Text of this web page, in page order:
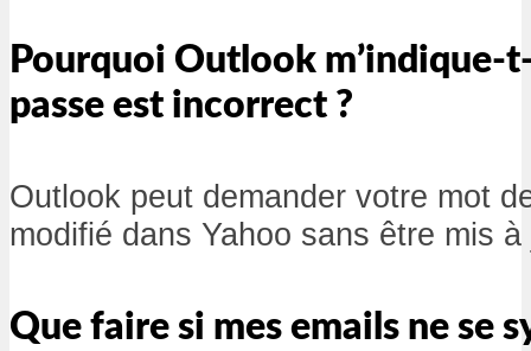
Pourquoi Outlook m’indique-
passe est incorrect ?
Outlook peut demander votre mot
modifié dans Yahoo sans être mis
Que faire si mes emails ne se